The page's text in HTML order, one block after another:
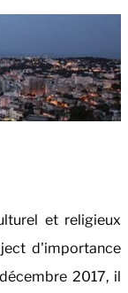
et religieux
d'importance
2017, il